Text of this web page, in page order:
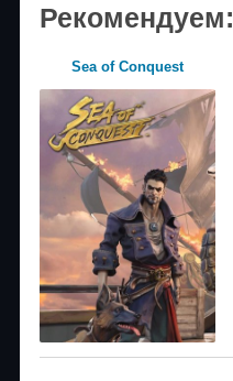
Рекомендуем:
Sea of Conquest